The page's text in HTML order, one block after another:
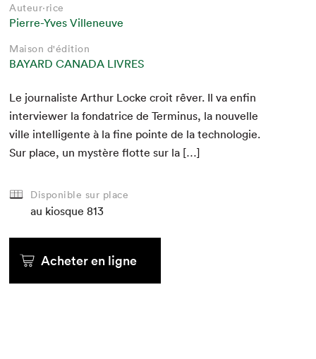
Auteur·rice
Pierre-Yves Villeneuve
Maison d'édition
BAYARD CANADA LIVRES
Le jour­nal­iste Arthur Locke croit rêver. Il va enfin
inter­view­er la fon­da­trice de Ter­mi­nus, la nou­velle
ville intel­li­gente à la fine pointe de la tech­nolo­gie.
Sur place, un mys­tère flotte sur la […]
Disponible sur place
au kiosque 813
Acheter en ligne